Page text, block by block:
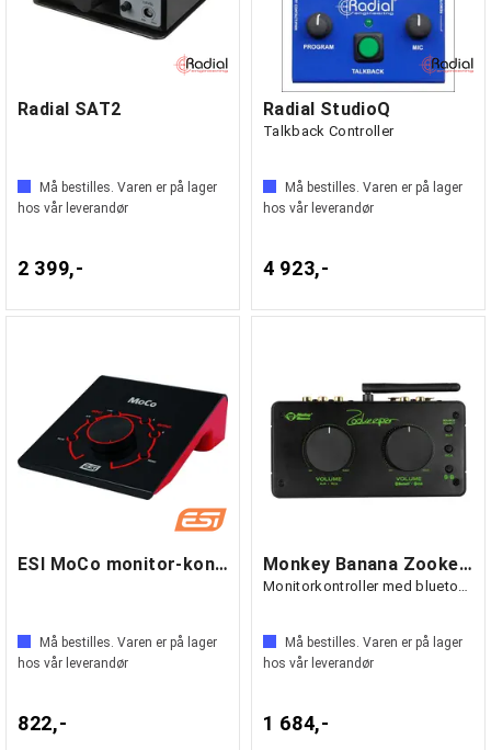
Radial SAT2
Må bestilles. Varen er på lager
hos vår leverandør
2 399,-
Radial StudioQ
Talkback Controller
Må bestilles. Varen er på lager
hos vår leverandør
4 923,-
ESI MoCo monitor-kontroller
Må bestilles. Varen er på lager
hos vår leverandør
822,-
Monkey Banana Zookeeper
Monitorkontroller med bluetooth
Må bestilles. Varen er på lager
hos vår leverandør
1 684,-